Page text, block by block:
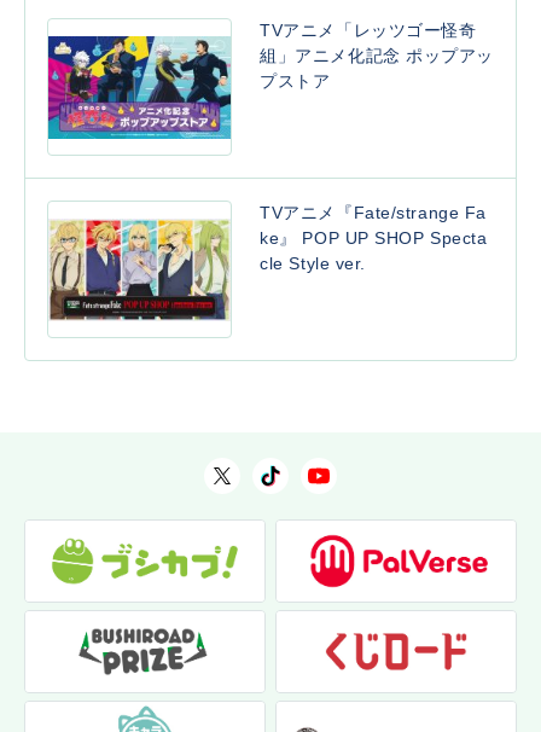
TVアニメ「レッツゴー怪奇
組」アニメ化記念 ポップアッ
プストア
TVアニメ『Fate/strange Fa
ke』 POP UP SHOP Specta
cle Style ver.